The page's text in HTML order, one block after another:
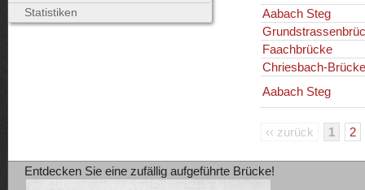
Aabach Steg
Faachbrücke
Chriesbach-Brücke
Aabach Steg
‹‹ zurück 1 2
Statistiken
Entdecken Sie eine zufällig aufgeführte Brücke!